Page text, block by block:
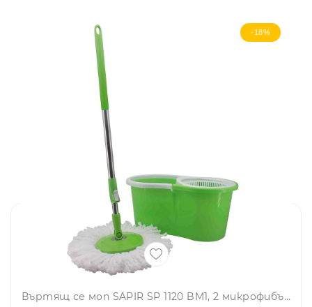
-18%
Въртящ се моп SAPIR SP 1120 BM1, 2 микрофибърни глави, Центрофуга, Стоманена дръжка, Зелен